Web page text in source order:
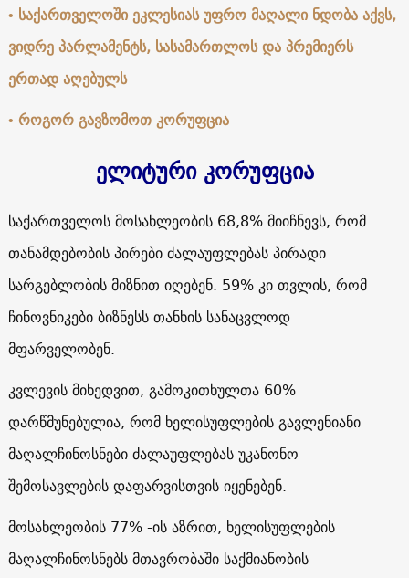
• საქართველოში ეკლესიას უფრო მაღალი ნდობა აქვს,
ვიდრე პარლამენტს, სასამართლოს და პრემიერს
ერთად აღებულს
• როგორ გავზომოთ კორუფცია
ელიტური კორუფცია
საქართველოს მოსახლეობის 68,8% მიიჩნევს, რომ
თანამდებობის პირები ძალაუფლებას პირადი
სარგებლობის მიზნით იღებენ. 59% კი თვლის, რომ
ჩინოვნიკები ბიზნესს თანხის სანაცვლოდ
მფარველობენ.
კვლევის მიხედვით, გამოკითხულთა 60%
დარწმუნებულია, რომ ხელისუფლების გავლენიანი
მაღალჩინოსნები ძალაუფლებას უკანონო
შემოსავლების დაფარვისთვის იყენებენ.
მოსახლეობის 77% -ის აზრით, ხელისუფლების
მაღალჩინოსნებს მთავრობაში საქმიანობის